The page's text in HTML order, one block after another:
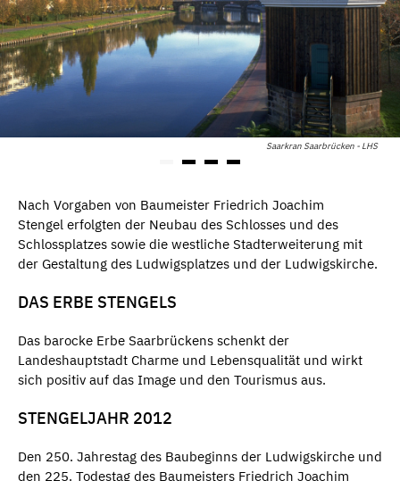
Saarkran Saarbrücken - LHS
Nach Vorgaben von Baumeister Friedrich Joachim
Stengel erfolgten der Neubau des Schlosses und des
Schlossplatzes sowie die westliche Stadterweiterung mit
der Gestaltung des Ludwigsplatzes und der Ludwigskirche.
DAS ERBE STENGELS
Das barocke Erbe Saarbrückens schenkt der
Landeshauptstadt Charme und Lebensqualität und wirkt
sich positiv auf das Image und den Tourismus aus.
STENGELJAHR 2012
Den 250. Jahrestag des Baubeginns der Ludwigskirche und
den 225. Todestag des Baumeisters Friedrich Joachim